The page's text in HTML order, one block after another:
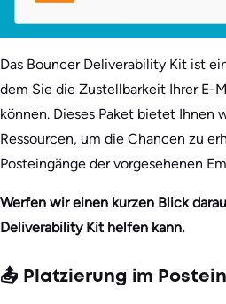
Das Bouncer Deliverability Kit ist
dem Sie die Zustellbarkeit Ihrer E-
können. Dieses Paket bietet Ihnen
Ressourcen, um die Chancen zu
Posteingänge der vorgesehenen
Werfen wir einen kurzen Blick
Deliverability Kit helfen kann.
📤 Platzierung im